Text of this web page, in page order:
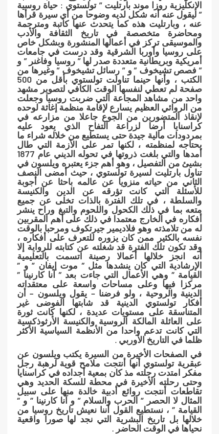
الإنكليزية روزا موند بارتليت ” تولستوي : حياة روسية
” ليقول عنه أنه شكل لديه وضوحا من أي سيرة قرأها
عنه ، وبارتليت هذه كما يتحدث عنها كاتبة ومترجمة
ومحاضرة متخصصة في تاريخ الثقافة والأدب
والموسيقى تركز في أعمالها المنشورة وبشكل خاص
على روسيا وأوربا الشرقية وقد درست في جامعات
أمريكية وبريطانية متعددة صدر لها ” روسيا وفاغنر ” و
” فصص تشيخوف ” و ” رسائل تشيخوف ” وغيرها من
الكتب ، وأنها حينما تناولت تولستوي بأقل من 500
صفحة لم تعطي لنفسها الوقت الكافي لتصوير مشهد
واحد من مشاهد المجاعة التي ضربت روسيا وجعلت
من الروائي العظيم يسارع لإقامة منظمة إغاثة لوحده
لإنقاذ المتضورين من الجوع جاعلا من مزارعه في
كراسنايا أرضا لزراعة التفاح الذي يعود عليه
بمردودات مالية جيدة حتى يستطيع من خلاله شراء ما
يحتاجه لمنظمته ، لكنها تمر على الأزمة التي طال
أمدها والتي بلغت ذروتها في تحوله الديني عام 1877
بشيئ من التفصيل ، وهو أهم جزء يعتبره ويلسون في
تناول بارتليت لسيرة تولستوي ، حيث أمضى النصف
الثاني من حياته منزويا عن عالمه باحثا عن أجوبة
للأسئلة التي كانت تؤرقه عن الدين والكنيسة
والسلطة ، في تلك الفترة بالذات تخلى عن جميع
متعه بما في ذلك الكحول واللحوم والتبغ وراح ينشر
أفكاره في الخارج معتمدا في ذلك على أهم المقربين
له من تلامذته وهو فلاديمير جيرتكوف ومرحبا بالوقت
نفسه بالكثير ممن كان يزوره للتعرف على أفكاره ،
وقد تكون تلك الفترة قد شغلته عن كتابته للرواية إلا
أنه انجز خلالها أعمالا رصينة اتسمت بالتعليمية
الإرشادية التي كان ينشدها مثل ” موت إيفان ” و ”
القيامة ” وهي الأعمال التي جاءت بعد ” آنا كارنينا ”
مركزا فيها وعلى مساحات واسعة على معتقداته
الدينية والروحية ، ولو فرضنا – يقول ويلسون – أن
أفكار تولستوي الدينية قد شابتها الفوضى غير
المتناسقة على مستويات عديدة ، لكنها كانت ثورة
على العائلة المالكة الروسية والكنيسة الأرثوذكسية
التي كانت تدعم واحدا من الأنظمة السياسية الأكثر
ظلما في التاريخ الأوربي .
في الصفحات الأخيرة من السيرة يكتب ويلسون عن
عبقرية تولستوي أنها أنتجت ملامح قوية لرهبة رجل
مفكر امتدت رحلته مذ كان بمعية أجداده في كراسنايا
وحتى رحلته الأخيرة في محطة للسكة الحديد وهي
تقاطعات أنتجت روائع أدبية خالدة منها على سبيل
المثال لا الحصر ” الحرب والسلام ” و آنا كارنينا ” و ”
القيامة ” ، نستطيع القول أننا نعيش تاريخ روسيا من
خلالها بل تاريخ البشرية التي نجد لها صورا واقعية
نحياها في الوقت الحاضر .